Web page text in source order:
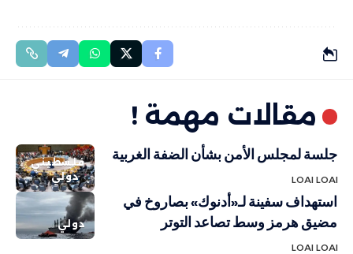
مقالات مهمة !
فلسطيني
دولي
جلسة لمجلس الأمن بشأن الضفة الغربية
LOAI LOAI
دولي
استهداف سفينة لـ«أدنوك» بصاروخ في
مضيق هرمز وسط تصاعد التوتر
LOAI LOAI